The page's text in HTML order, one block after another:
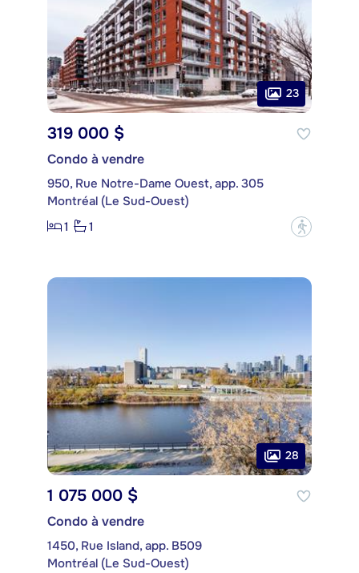
23
319 000 $
Condo à vendre
950, Rue Notre-Dame Ouest, app. 305
Montréal (Le Sud-Ouest)
1
1 ?
28
1 075 000 $
Condo à vendre
1450, Rue Island, app. B509
Montréal (Le Sud-Ouest)